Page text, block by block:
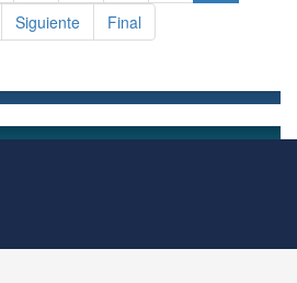
Siguiente Final